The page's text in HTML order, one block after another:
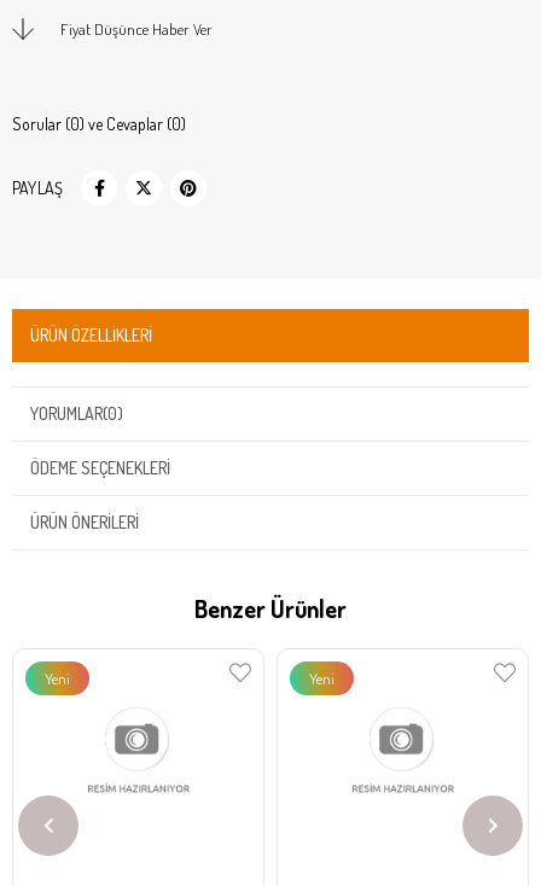
Fiyat Düşünce Haber Ver
Sorular (0) ve Cevaplar (0)
PAYLAŞ
ÜRÜN ÖZELLIKLERI
YORUMLAR(0)
ÖDEME SEÇENEKLERI
ÜRÜN ÖNERILERI
Benzer Ürünler
Yeni
Yeni